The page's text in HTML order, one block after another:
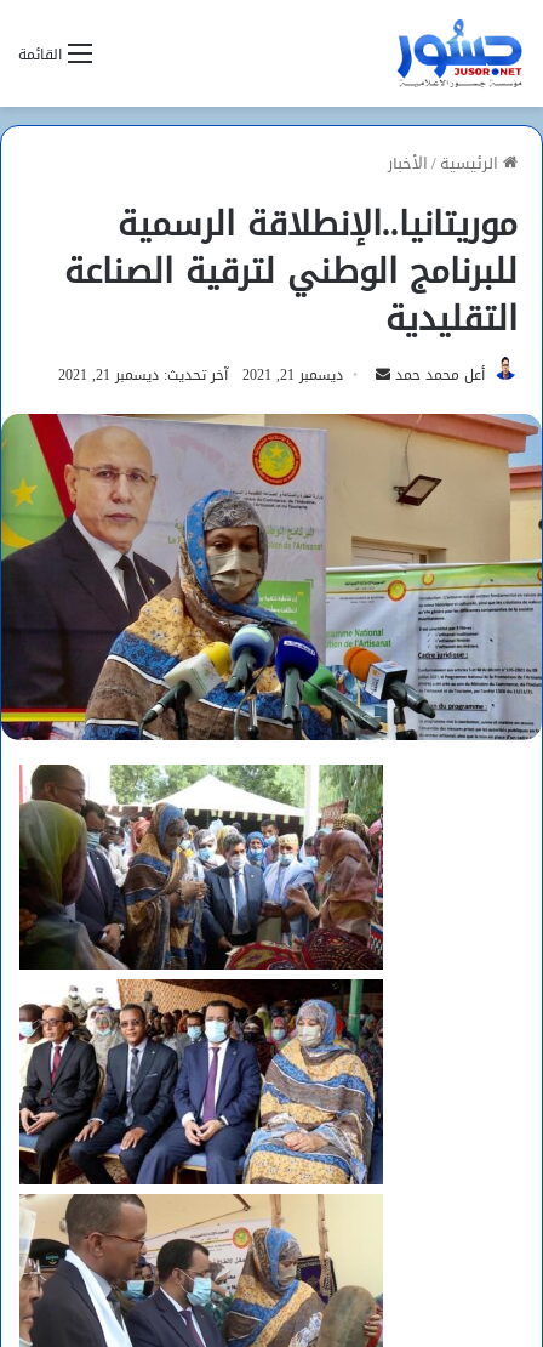
القائمة
الرئيسية/الأخبار
موريتانيا..الإنطلاقة الرسمية
للبرنامج الوطني لترقية الصناعة
التقليدية
أعل محمد حمد
أرسل
إلكترونيا
ديسمبر 21, 2021 آخر تحديث: ديسمبر 21, 2021